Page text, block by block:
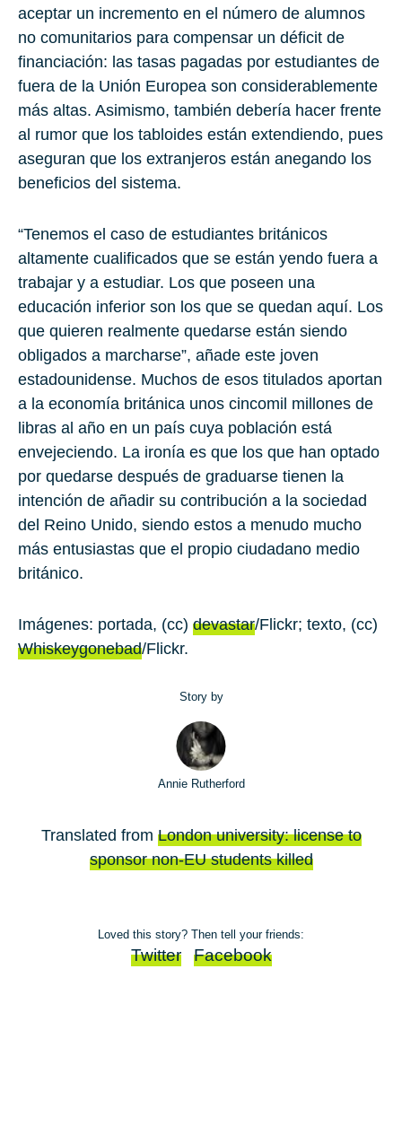
aceptar un incremento en el número de alumnos
no comunitarios para compensar un déficit de
financiación: las tasas pagadas por estudiantes de
fuera de la Unión Europea son considerablemente
más altas. Asimismo, también debería hacer frente
al rumor que los tabloides están extendiendo, pues
aseguran que los extranjeros están anegando los
beneficios del sistema.
“Tenemos el caso de estudiantes británicos
altamente cualificados que se están yendo fuera a
trabajar y a estudiar. Los que poseen una
educación inferior son los que se quedan aquí. Los
que quieren realmente quedarse están siendo
obligados a marcharse”, añade este joven
estadounidense. Muchos de esos titulados aportan
a la economía británica unos cincomil millones de
libras al año en un país cuya población está
envejeciendo. La ironía es que los que han optado
por quedarse después de graduarse tienen la
intención de añadir su contribución a la sociedad
del Reino Unido, siendo estos a menudo mucho
más entusiastas que el propio ciudadano medio
británico.
Imágenes: portada, (cc) devastar/Flickr; texto, (cc)
Whiskeygonebad/Flickr.
Story by
Annie Rutherford
Translated from London university: license to
sponsor non-EU students killed
Loved this story? Then tell your friends:
Twitter Facebook